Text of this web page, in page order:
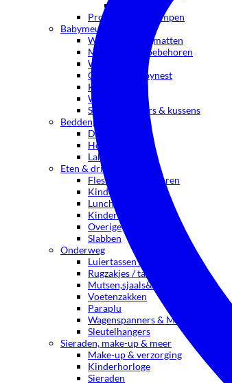
Projectie- &zaklampen
Babymeubels
Wiegjes & hangmatten
Matrassen & toebehoren
Wiegmotors
Cocoons / Babynest
Kinderstoelen
Wipstoel
Stoelverkleiners & kussens
Beddengoed
Dekens
Hoeslakens
Lakens
Eten & drinken
Flessen & toebehoren
Kindermes
Lunch- & snackbox
Kinderservies
Overige
Slabben
Onderweg
Luiertassen / Mom bags
Rugzakjes / tassen
Mutsen,sjaals&oorwarmers
Voetenzakken
Paraplu
Wagenspanners & Muziekmobielen
Sleutelhangers
Sieraden, make-up & meer
Make-up & verzorging
Kinderhorloge
Sieraden